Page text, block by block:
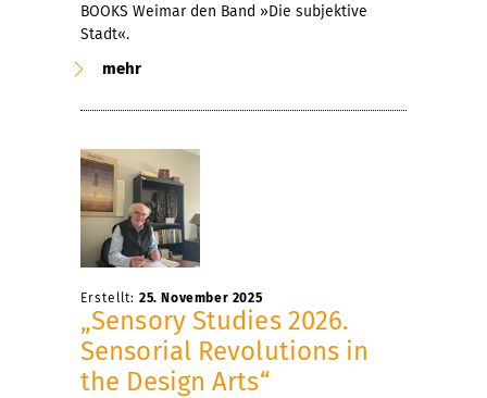
BOOKS Weimar den Band »Die subjektive
Stadt«.
mehr
Erstellt: 25. November 2025
„Sensory Studies 2026.
Sensorial Revolutions in
the Design Arts“